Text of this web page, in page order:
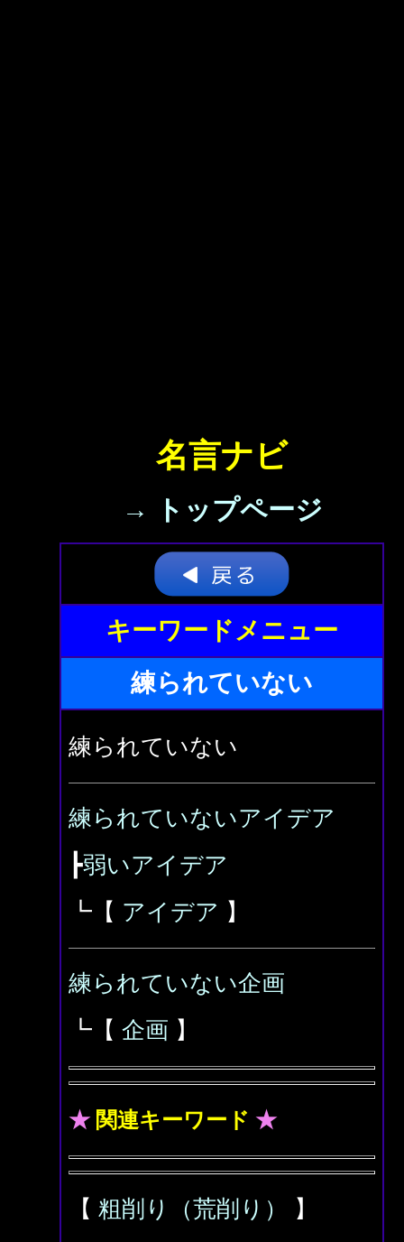
名言ナビ
→ トップページ
キーワードメニュー
練られていない
練られていない
練られていないアイデア
┣弱いアイデア
┗【 アイデア 】
練られていない企画
┗【 企画 】
★ 関連キーワード ★
【 粗削り（荒削り）
】